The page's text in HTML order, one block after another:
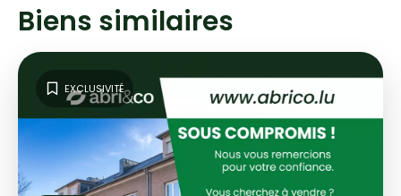
Biens similaires
EXCLUSIVITÉ